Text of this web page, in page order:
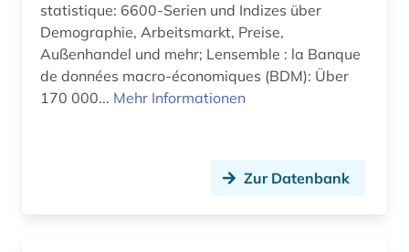
jahresabschluss (1)
journalismus (1)
journalistik (1)
statistique: 6600-Serien und Indizes über
Demographie, Arbeitsmarkt, Preise,
Außenhandel und mehr; Lensemble : la Banque
de données macro-économiques (BDM): Über
170 000... Mehr Informationen
Zur Datenbank